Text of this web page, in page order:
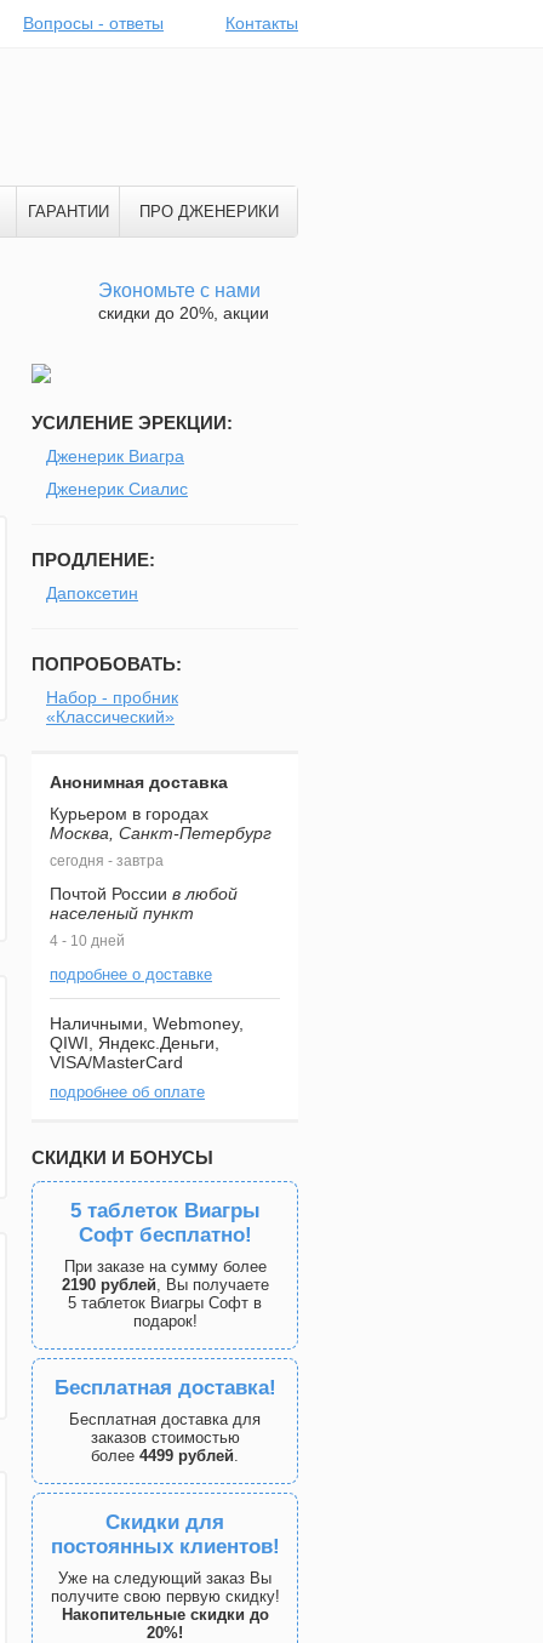
Вопросы - ответы Контакты
ГАРАНТИИ ПРО ДЖЕНЕРИКИ
Экономьте с нами
скидки до 20%, акции
УСИЛЕНИЕ ЭРЕКЦИИ:
Дженерик Виагра
Дженерик Сиалис
ПРОДЛЕНИЕ:
Дапоксетин
ПОПРОБОВАТЬ:
Набор - пробник
«Классический»
Анонимная доставка
Курьером в городах
Москва, Санкт-Петербург
сегодня - завтра
Почтой России в любой
населеный пункт
4 - 10 дней
подробнее о доставке
Наличными, Webmoney,
QIWI, Яндекс.Деньги,
VISA/MasterCard
подробнее об оплате
СКИДКИ И БОНУСЫ
5 таблеток Виагры
Софт бесплатно!
При заказе на сумму более
2190 рублей, Вы получаете
5 таблеток Виагры Софт в
подарок!
Бесплатная доставка!
Бесплатная доставка для
заказов стоимостью
более 4499 рублей.
Скидки для
постоянных клиентов!
Уже на следующий заказ Вы
получите свою первую скидку!
Накопительные скидки до
20%!